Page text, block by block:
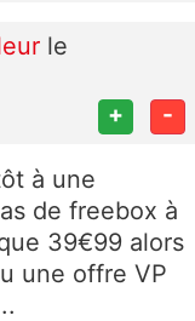
le
+ -
à une
de freebox à
39€99 alors
une offre VP